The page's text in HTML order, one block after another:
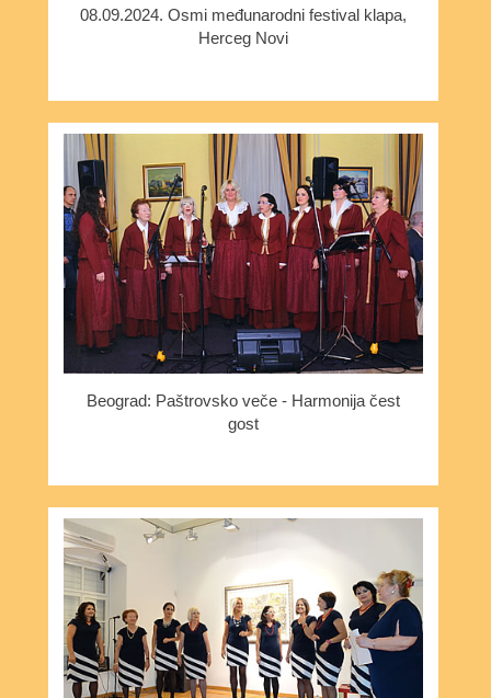
08.09.2024. Osmi međunarodni festival klapa,
Herceg Novi
Beograd: Paštrovsko veče - Harmonija čest
gost